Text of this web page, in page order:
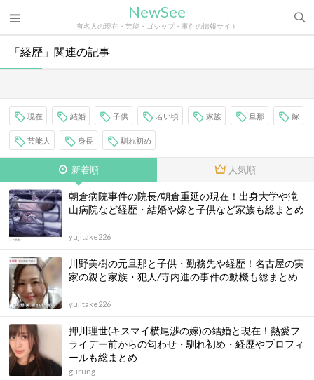
NewSee
有名人の現在・芸能・ゴシップ・事件の情報サイト
「経歴」関連の記事
現在 結婚 子供 若い頃 家族 旦那 嫁
芸能人 身長 馴れ初め
新着順 人気順
朝倉病院事件の院長/朝倉重延の現在！出身大学や滝
山病院など経歴・結婚や嫁と子供など家族も総まとめ
yujitake226
川野美樹の元旦那と子供・勤務先や経歴！名古屋の実
家の親と家族・犯人/寺内進の事件の動機も総まとめ
yujitake226
押川理世(キスマイ横尾渉の嫁)の結婚と現在！熱愛フ
ライデー前からの匂わせ・馴れ初め・経歴やプロフィ
ールも総まとめ
gurung